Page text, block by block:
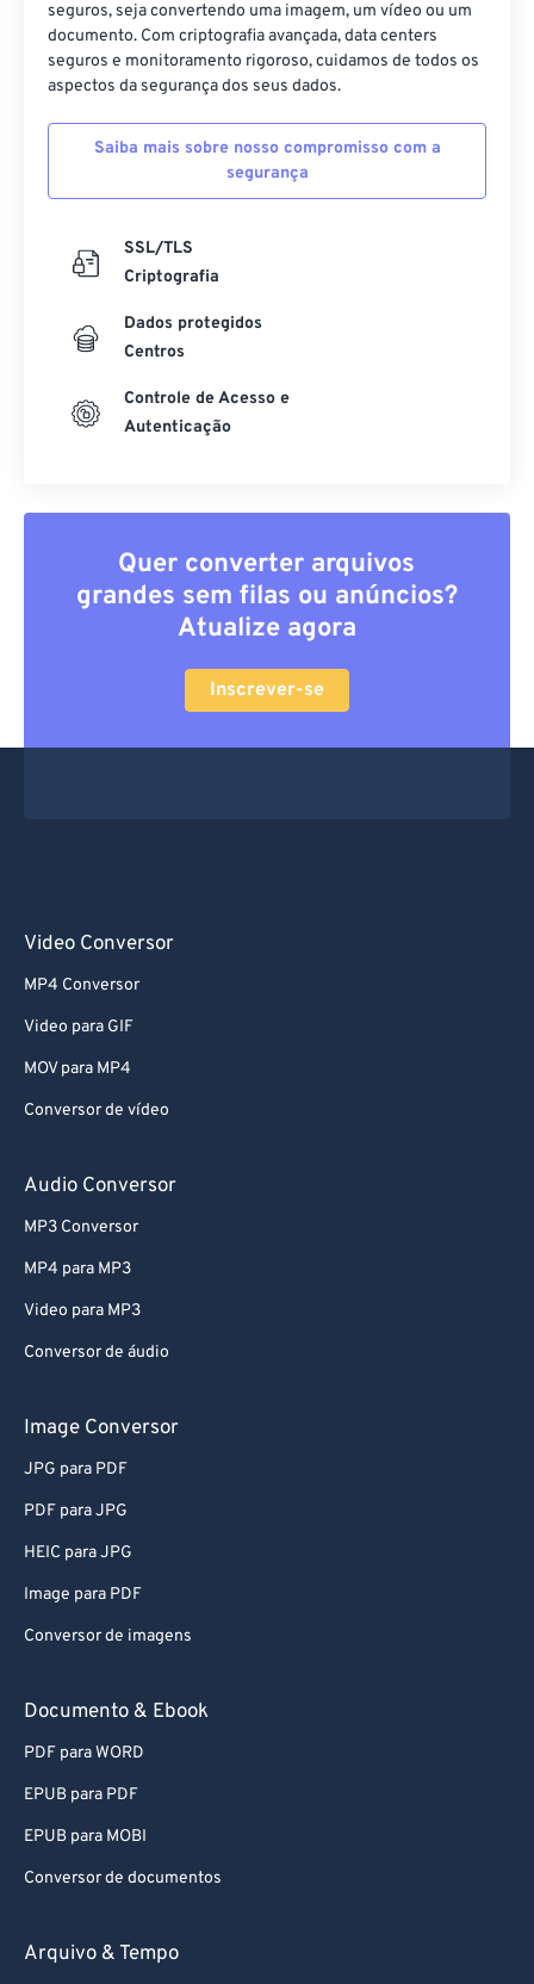
seguros, seja convertendo uma imagem, um vídeo ou um
documento. Com criptografia avançada, data centers
seguros e monitoramento rigoroso, cuidamos de todos os
aspectos da segurança dos seus dados.
Saiba mais sobre nosso compromisso com a
segurança
SSL/TLS
Criptografia
Dados protegidos
Centros
Controle de Acesso e
Autenticação
Quer converter arquivos
grandes sem filas ou anúncios?
Atualize agora
Inscrever-se
Video Conversor
MP4 Conversor
Video para GIF
MOV para MP4
Conversor de vídeo
Audio Conversor
MP3 Conversor
MP4 para MP3
Video para MP3
Conversor de áudio
Image Conversor
JPG para PDF
PDF para JPG
HEIC para JPG
Image para PDF
Conversor de imagens
Documento & Ebook
PDF para WORD
EPUB para PDF
EPUB para MOBI
Conversor de documentos
Arquivo & Tempo